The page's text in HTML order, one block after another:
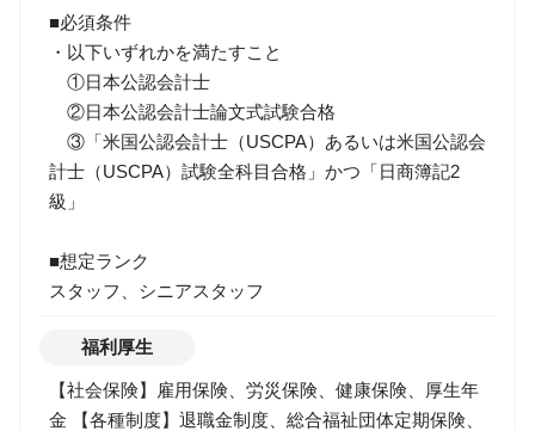
■必須条件
・以下いずれかを満たすこと
①日本公認会計士
②日本公認会計士論文式試験合格
③「米国公認会計士（USCPA）あるいは米国公認会
計士（USCPA）試験全科目合格」かつ「日商簿記2
級」
■想定ランク
スタッフ、シニアスタッフ
福利厚生
【社会保険】雇用保険、労災保険、健康保険、厚生年
金 【各種制度】退職金制度、総合福祉団体定期保険、